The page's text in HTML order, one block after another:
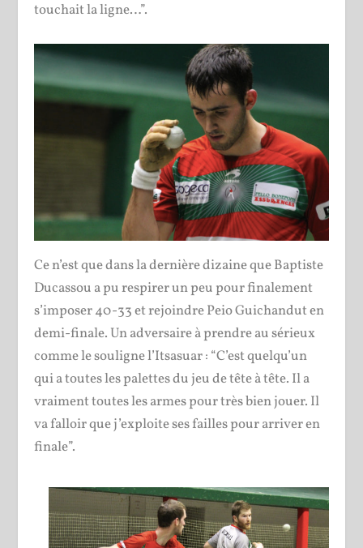
touchait la ligne…”.
Ce n’est que dans la dernière dizaine que Baptiste
Ducassou a pu respirer un peu pour finalement
s’imposer 40-33 et rejoindre Peio Guichandut en
demi-finale. Un adversaire à prendre au sérieux
comme le souligne l’Itsasuar : “C’est quelqu’un
qui a toutes les palettes du jeu de tête à tête. Il a
vraiment toutes les armes pour très bien jouer. Il
va falloir que j’exploite ses failles pour arriver en
finale”.